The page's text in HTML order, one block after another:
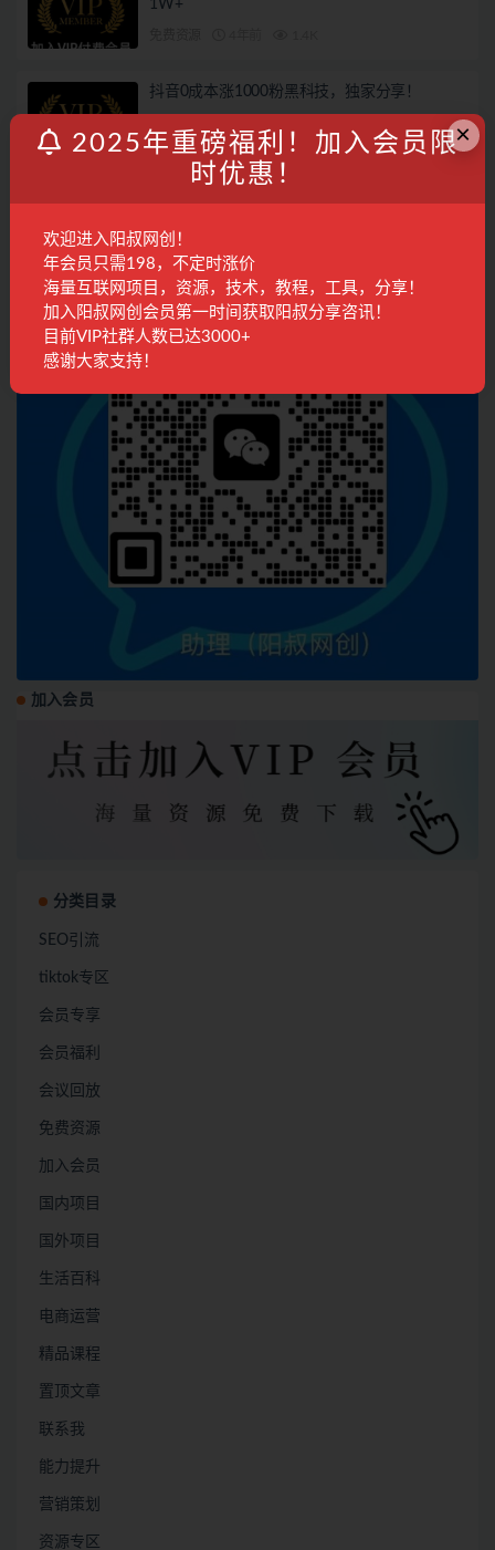
1W+
抖音0成本涨1000粉黑科技，独家分享！
免费资源 4年前 2.0K
加入会员
分类目录
SEO引流
tiktok专区
会员专享
会员福利
会议回放
免费资源
加入会员
国内项目
国外项目
生活百科
电商运营
精品课程
置顶文章
联系我
能力提升
营销策划
资源专区
×
2025年重磅福利！加入会员限
时优惠！
欢迎进入阳叔网创！
年会员只需198，不定时涨价
海量互联网项目，资源，技术，教程，工具，分享！
加入阳叔网创会员第一时间获取阳叔分享咨讯！
目前VIP社群人数已达3000+
感谢大家支持！